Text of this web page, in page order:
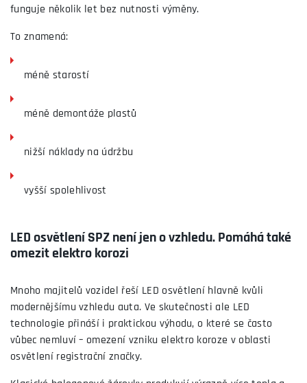
funguje několik let bez nutnosti výměny.
To znamená:
méně starostí
méně demontáže plastů
nižší náklady na údržbu
vyšší spolehlivost
LED osvětlení SPZ není jen o vzhledu. Pomáhá také
omezit elektro korozi
Mnoho majitelů vozidel řeší LED osvětlení hlavně kvůli
modernějšímu vzhledu auta. Ve skutečnosti ale LED
technologie přináší i praktickou výhodu, o které se často
vůbec nemluví – omezení vzniku elektro koroze v oblasti
osvětlení registrační značky.